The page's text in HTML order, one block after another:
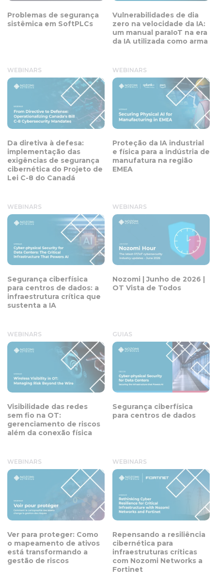
Problemas de segurança
sistêmica em SoftPLCs
Vulnerabilidades de dia
zero na velocidade da IA:
um manual paraIoT na era
da IA utilizada como arma
WEBINARS
Da diretiva à defesa:
implementação das
exigências de segurança
cibernética do Projeto de
Lei C-8 do Canadá
WEBINARS
Proteção da IA industrial
e física para a indústria de
manufatura na região
EMEA
WEBINARS
Segurança ciberfísica
para centros de dados: a
infraestrutura crítica que
sustenta a IA
WEBINARS
Nozomi | Junho de 2026 |
OT Vista de Todos
WEBINARS
Visibilidade das redes
sem fio na OT:
gerenciamento de riscos
além da conexão física
GUIAS
Segurança ciberfísica
para centros de dados
WEBINARS
Ver para proteger: Como
o mapeamento de ativos
está transformando a
gestão de riscos
WEBINARS
Repensando a resiliência
cibernética para
infraestruturas críticas
com Nozomi Networks a
Fortinet